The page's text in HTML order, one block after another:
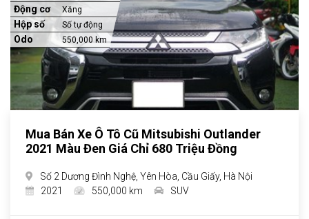
Động cơ Xăng
Hộp số Số tự động
Odo 550,000 km
Mua Bán Xe Ô Tô Cũ Mitsubishi Outlander
2021 Màu Đen Giá Chỉ 680 Triệu Đồng
Số 2 Dương Đình Nghệ, Yên Hòa, Cầu Giấy, Hà Nội
2021
550,000 km SUV